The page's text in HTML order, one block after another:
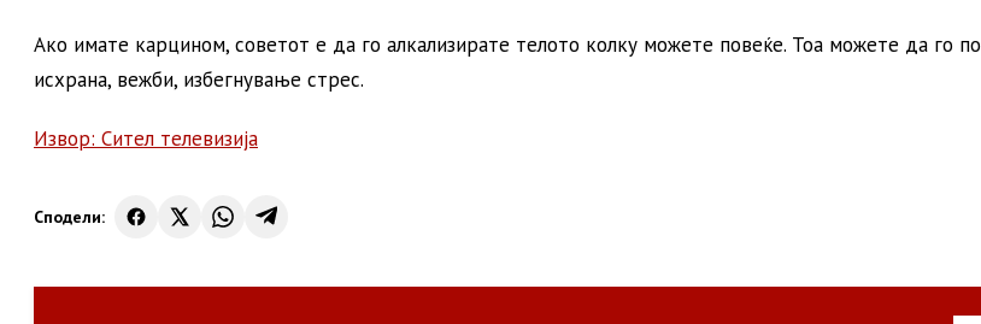
Ако имате карцином, советот е да го алкализирате телото колку можете повеќе. Тоа можете да го
исхрана, вежби, избегнување стрес.
Извор: Сител телевизија
Сподели: